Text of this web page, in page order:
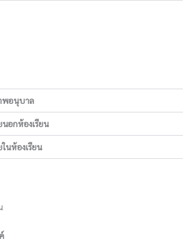
พอนุบาล
อกห้องเรียน
นห้องเรียน